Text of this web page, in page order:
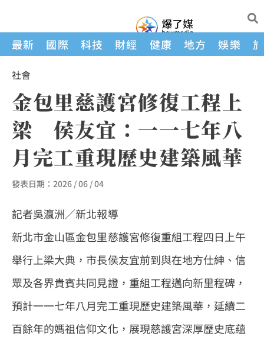
最新 國際 科技 財經 健康 地方 娛樂
社會
金包里慈護宮修復工程上
梁 侯友宜：一一七年八
月完工重現歷史建築風華
發表日期： 2026 / 06 / 04
記者吳瀛洲／新北報導
新北市金山區金包里慈護宮修復重組工程四日上午
舉行上梁大典，市長侯友宜前到與在地方仕紳、信
眾及各界貴賓共同見證，重組工程邁向新里程碑，
預計一一七年八月完工重現歷史建築風華，延續二
百餘年的媽祖信仰文化，展現慈護宮深厚歷史底蘊